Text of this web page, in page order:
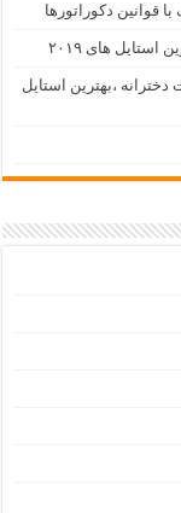
قوانین دکوراتورها
های ۲۰۱۹
،بهترین استایل